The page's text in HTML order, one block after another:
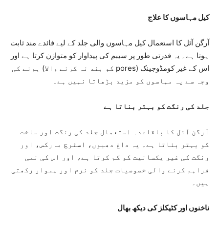
کیل مہاسوں کا علاج
آرگن آئل کا استعمال کیل مہاسوں والی جلد کے لیے فائدے مند ثابت
ہوتا ہے۔ یہ قدرتی طور پر سیبم کی پیداوار کو متوازن کرتا ہے اور
اس کے غیر کومڈوجینک (pores کو بند نہ کرنے والا) ہونے کی
وجہ سے یہ مہاسوں کو مزید بڑھاتا نہیں ہے۔
جلد کی رنگت کو بہتر بناتا ہے
آرگن آئل کا باقاعدہ استعمال جلد کی رنگت اور ساخت
کو بہتر بناتا ہے۔ یہ داغ دھبوں، اسٹرچ مارکس، اور
رنگت کی غیر یکسانیت کو کم کرتا ہے، اور اس کی نمی
فراہم کرنے والی خصوصیات جلد کو نرم اور ہموار رکھتی
ہیں۔
ناخنوں اور کٹیکلز کی دیکھ بھال